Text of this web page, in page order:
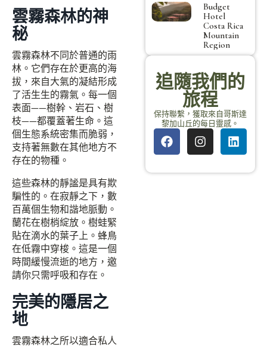
雲霧森林的神
秘
雲霧森林不同於普通的雨
林。它們存在於更高的海
拔，來自大氣的凝結形成
了活生生的霧氣。每一個
表面——樹幹、岩石、樹
枝——都覆蓋著生命。這
個生態系統密集而脆弱，
支持著無數在其他地方不
存在的物種。
這些森林的靜謐是具有欺
騙性的。在寂靜之下，數
百萬個生物和諧地脈動。
蘭花在樹梢綻放。樹蛙緊
貼在滴水的葉子上。蜂鳥
在低霧中穿梭。這是一個
時間緩慢流逝的地方，邀
請你只需呼吸和存在。
完美的隱居之
地
雲霧森林之所以適合私人
Budget
Hotel
Costa Rica
Mountain
Region
追隨我們的
旅程
保持聯繫，獲取來自哥斯達
黎加山丘的每日靈感。